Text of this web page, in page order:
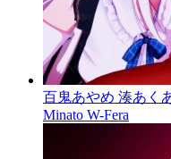
百鬼あやめ 湊あく
Minato W-Fera